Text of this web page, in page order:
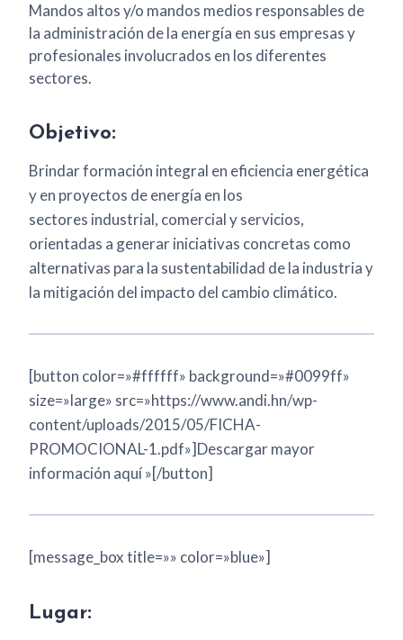
Mandos altos y/o mandos medios responsables de
la administración de la energía en sus empresas y
profesionales involucrados en los diferentes
sectores.
Objetivo:
Brindar formación integral en eficiencia energética
y en proyectos de energía en los
sectores industrial, comercial y servicios,
orientadas a generar iniciativas concretas como
alternativas para la sustentabilidad de la industria y
la mitigación del impacto del cambio climático.
[button color=»#ffffff» background=»#0099ff»
size=»large» src=»https://www.andi.hn/wp-
content/uploads/2015/05/FICHA-
PROMOCIONAL-1.pdf»]Descargar mayor
información aquí »[/button]
[message_box title=»» color=»blue»]
Lugar: